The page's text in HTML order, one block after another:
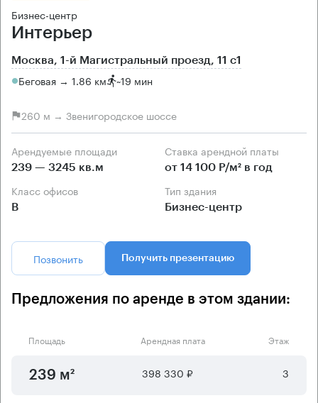
Бизнес-центр
Интерьер
Москва, 1-й Магистральный проезд, 11 с1
Беговая → 1.86 км ~19 мин
260 м → Звенигородское шоссе
Арендуемые площади
239 — 3245 кв.м
Ставка арендной платы
от 14 100 Р/м² в год
Класс офисов
B
Тип здания
Бизнес-центр
Позвонить Получить презентацию
Предложения по аренде в этом здании:
Площадь Арендная плата Этаж
239 м² 398 330 ₽ 3